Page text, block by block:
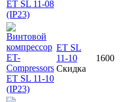
ET SL
11-10
Скидка
1600